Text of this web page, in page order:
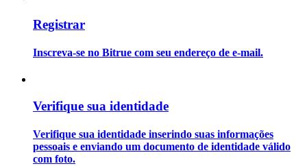
Registrar
Inscreva-se no Bitrue com seu endereço de e-mail.
Verifique sua identidade
Verifique sua identidade inserindo suas informações
pessoais e enviando um documento de identidade válido
com foto.